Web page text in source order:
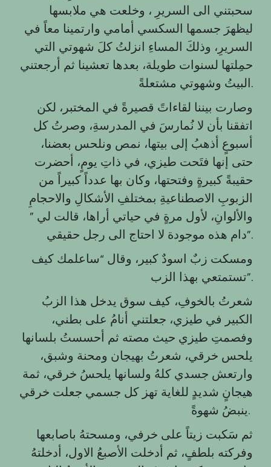
سحبتني الى السريرِ ، وخلعت هي ملابسها
ليظهرَ جسمها السكسي أمامي وارتمينا معاً في
السريرِ، وذلكَ المساءِ انزلتُ كلَ شهوتي التي
حمِلتها لسنوات طويلة، بعدها تعشينا ثم أرجعتني
البيتُ وشهوتي مشتعلةً.
وصارت بيننا لقاءاتً قصيرةً في المختبر، لكن
اتفقنا بأن لا نُمارسَ في المدرسةِ، وصرتُ كل
أسبوعٍ أذهبُ إلى بيتها، نمص ونلحس بعضنا،
حتى إنها فتَحت طيزي، في ذاتِ يومٍ، أحضرت
حقيبةً كبيرةٍ وفتحتها، وكان بها عدداً كبيراً من
الزبوبِ الاصطناعيةِ بمختلفِ الأشكالِ والاحجامِ
والألوانِ، لأول مرةٍ في حياتي أراها، قالت لي ”
دام هذه موجودة لا احتاج الى رجل حقيقي”.
ومسكت زبٌ اسودٌ كبير، وقال “ساعلمك كيف
تستمتعي بهذا الزب”.
شعرتُ بالخوفِ، كيف سوق يدخل هذا الزبُ
الكبير في طيزي، جعلتني أنامُ على بطني،
وفصمتِ طيزي حيث مصته ثم أحسستُ بلسانها
يلحس خرقي، شعرتُ بهيجان ومحنة وشبق،
وارتعش جسدي كلهُ ولسانها يلحسُ خرقي، ثمة
هيجانٍ شديدٍ للغاية تهز كل جسمي جعلت خرقي
ينبضُ شهوةً.
ثم سَكبت زيتاً على خرفي، ومسحتهُ باصابعها
وفركته بلطفٍ، ثم أدخلت الأصبعُ الاول، أدخلتهُ